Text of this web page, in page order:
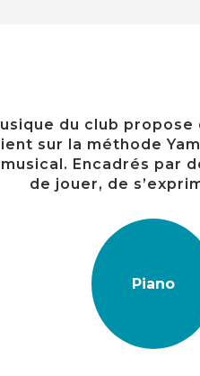
du club
sur la méthode
musical. Encadrés par
de jouer, de
Piano